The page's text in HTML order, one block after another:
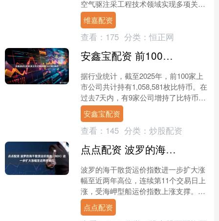
空气驱注采工程技术领域实现多项关键
突破，通过技术创新与矿场应用深度融
合，成功破解气驱开发....
维嘉配资
查看： 175 分类： 恒正网
安鑫宝配资 前100家上市公司共持有106万枚比特币
据行业统计，截至2025年，前100家上
市公司共计持有1,058,581枚比特币。在
过去7天内，有9家公司增持了比特币，
1家公司减持了比特币。....
安鑫宝配资
查看： 145 分类： 炒股配资
点点配资 波罗的海干散货运价指数（BDI）进一步扩大涨幅至近两年高位
波罗的海干散货运价指数进一步扩大涨
幅至近两年高位，连续第11个交易日上
涨，受海岬型船运价指数上涨支撑。波
罗的海干散货运价指数较前一交易日上
涨79点或3.3%，报....
点点配资